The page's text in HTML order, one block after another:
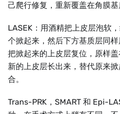
己爬行修复，重新覆盖在角膜基
LASEK：用酒精把上皮层泡软
个掀起来，然后下方基质层同样
把掀起来的上皮层复位，原样
新的上皮层长出来，替代原来
合。
Trans-PRK，SMART 和 Epi-